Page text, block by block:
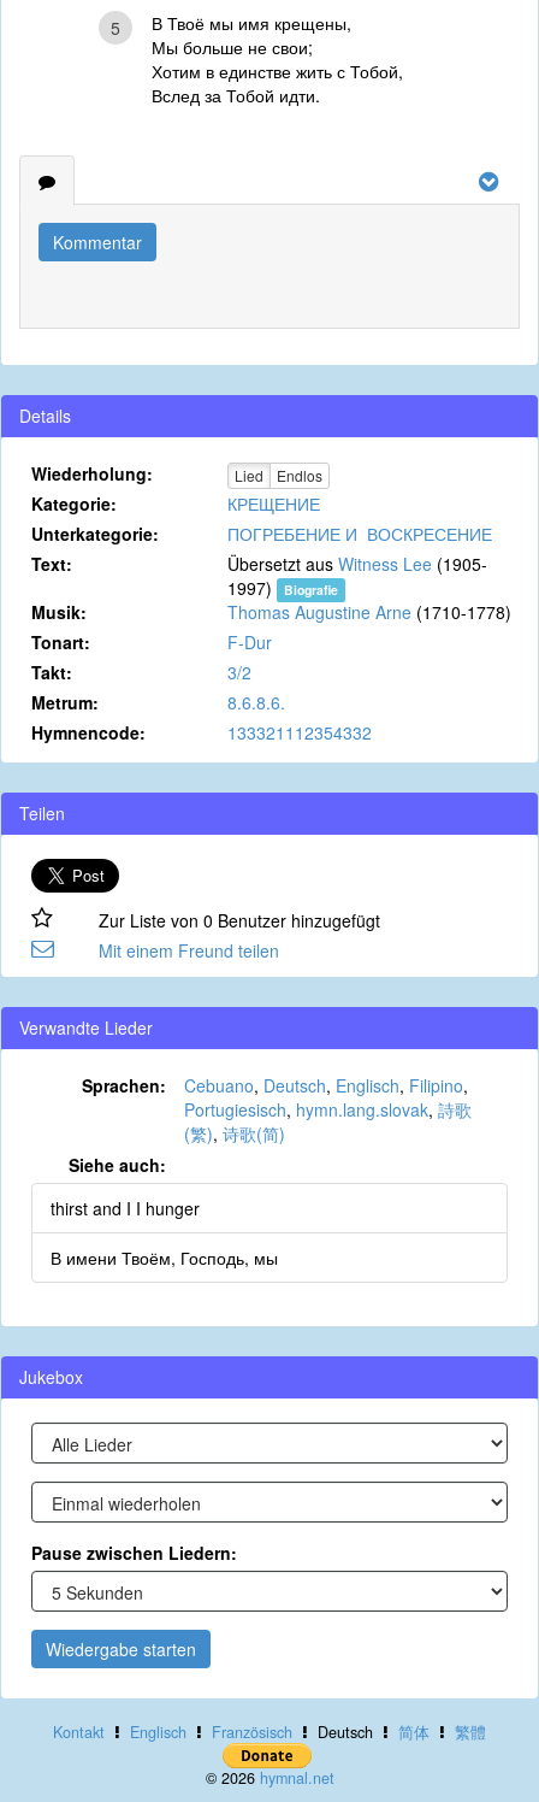
5
В Твоё мы имя крещены,
Мы больше не свои;
Хотим в единстве жить с Тобой,
Вслед за Тобой идти.
Kommentar
Details
Wiederholung: Lied Endlos
Kategorie:
КРЕЩЕНИЕ
Unterkategorie:
ПОГРЕБЕНИЕ И ВОСКРЕСЕНИЕ
Text:
Übersetzt aus Witness Lee (1905-
1997)
Biografie
Musik: Thomas Augustine Arne (1710-1778)
Tonart:
F-Dur
Takt:
3/2
Metrum:
8.6.8.6.
Hymnencode:
133321112354332
Teilen
Zur Liste von 0 Benutzer hinzugefügt
Mit einem Freund teilen
Verwandte Lieder
Sprachen: Cebuano, Deutsch, Englisch, Filipino,
Portugiesisch, hymn.lang.slovak, 詩歌
(繁), 诗歌(简)
Siehe auch:
thirst and I I hunger
В имени Твоём, Господь, мы
Jukebox
Pause zwischen Liedern:
Wiedergabe starten
Kontakt Englisch Französisch Deutsch 简体 繁體
© 2026 hymnal.net